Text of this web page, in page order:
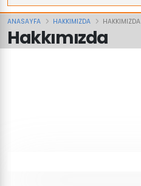
Hakkımızda
ANASAYFA HAKKIMIZDA HAKKIMIZDA